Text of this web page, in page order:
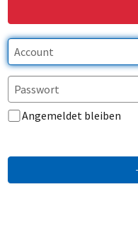
Angemeldet bleiben